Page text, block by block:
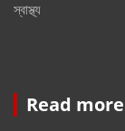
স্বাস্থ্য
Read more